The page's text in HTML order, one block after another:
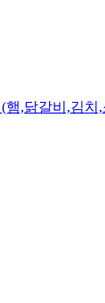
햄,닭갈비,김치